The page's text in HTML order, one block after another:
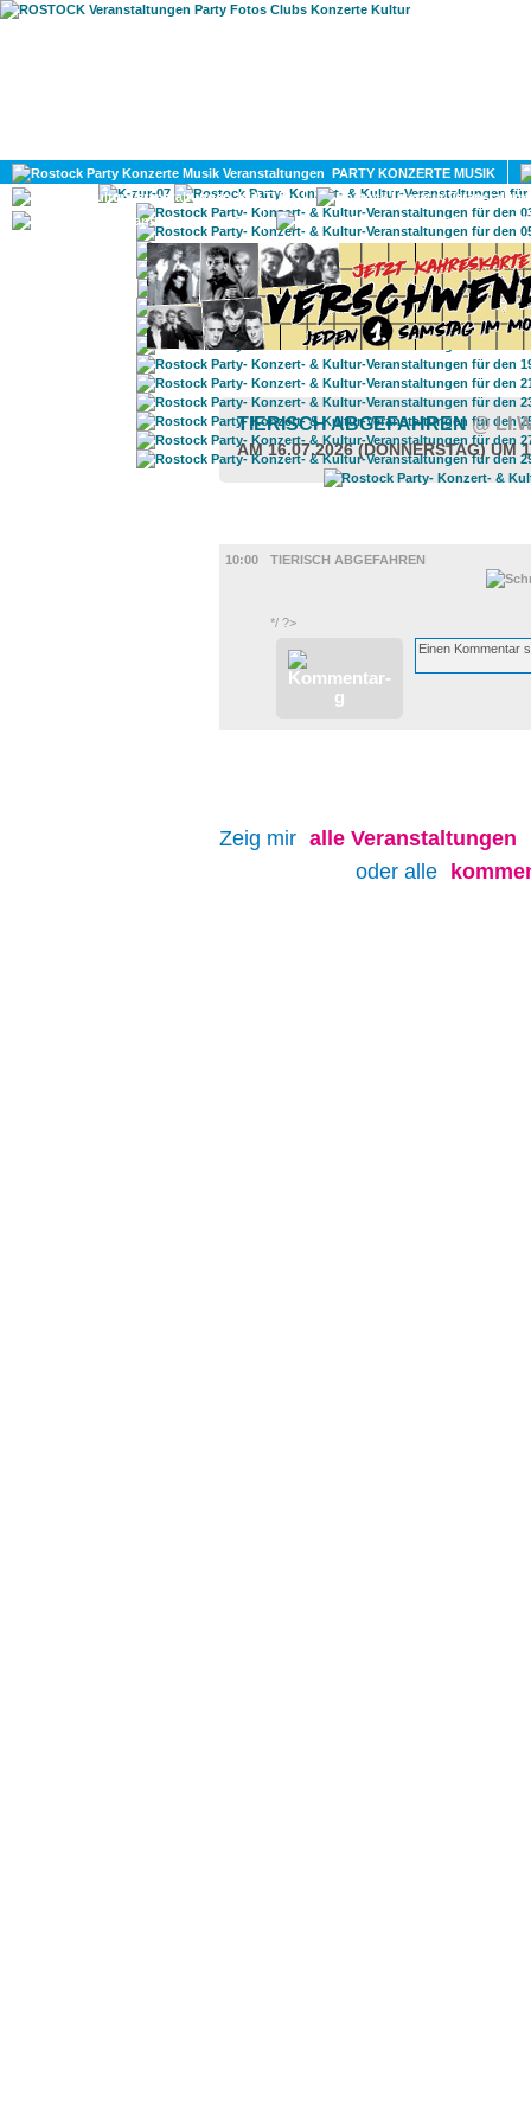
PARTY KONZERTE MUSIK
KULTUR
GAY
TIERISCH ABGEFAHREN @
AM 16.07.2026 (DONNERSTAG) UM
10:00
TIERISCH ABGEFAHREN
*/ ?>
Zeig mir alle Veranstaltungen
oder alle